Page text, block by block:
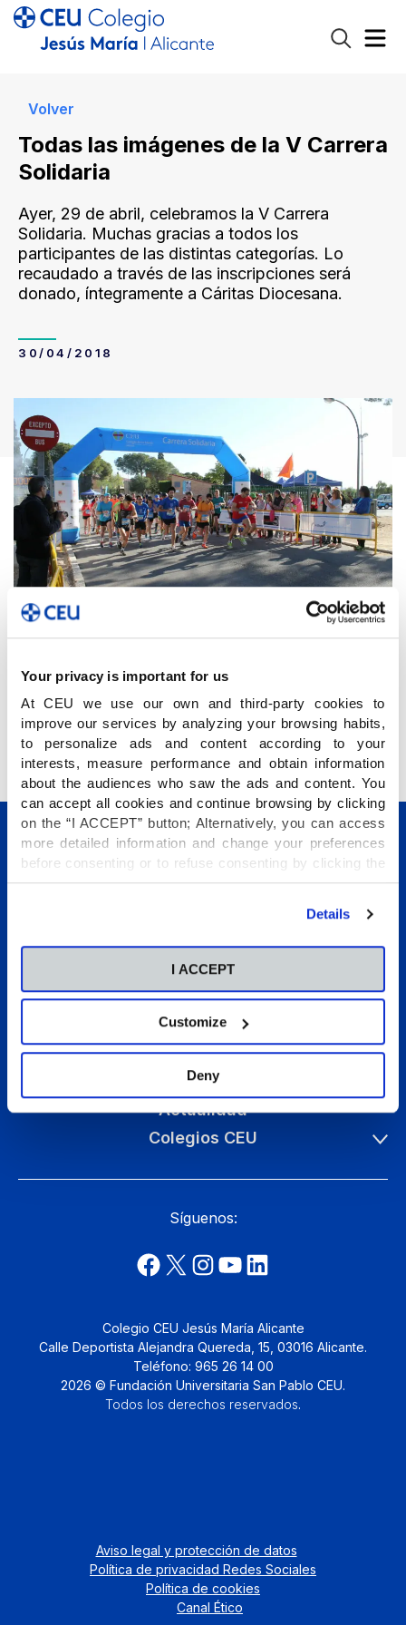
Your privacy is important for us
At CEU we use our own and third-party cookies to
improve our services by analyzing your browsing habits,
to personalize ads and content according to your
interests, measure performance and obtain information
about the audiences who saw the ads and content. You
can accept all cookies and continue browsing by clicking
on the “I ACCEPT” button; Alternatively, you can access
more detailed information and change your preferences
before consenting or to refuse consenting by clicking the
"Personalize" button. For more information you can visit
Details
I ACCEPT
Customize
Deny
Volver
Todas las imágenes de la V Carrera
Solidaria
Ayer, 29 de abril, celebramos la V Carrera
Solidaria. Muchas gracias a todos los
participantes de las distintas categorías. Lo
recaudado a través de las inscripciones será
donado, íntegramente a Cáritas Diocesana.
30/04/2018
Solidaria. Muchas gracias a todos los
participantes de las distintas categorías. Lo
recaudado a través de las inscripciones será
donado, íntegramente a Cáritas Diocesana.
Etapas educativas
Internacional
Programas Vida Escolar
Talento
Pastoral
Actualidad
Colegios CEU
Síguenos:
Colegio CEU Jesús María Alicante
Calle Deportista Alejandra Quereda, 15, 03016 Alicante.
Teléfono: 965 26 14 00
2026 © Fundación Universitaria San Pablo CEU.
Todos los derechos reservados.
Aviso legal y protección de datos
Política de privacidad Redes Sociales
Política de cookies
Canal Ético